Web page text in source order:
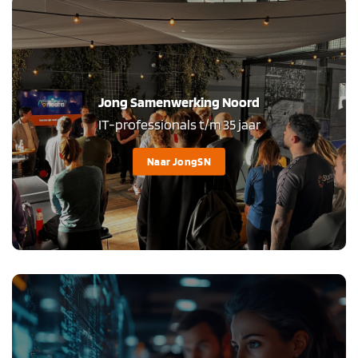
Jong Samenwerking Noord
IT-professionals t/m 35 jaar
Naar JongSN